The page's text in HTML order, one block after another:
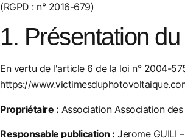
(RGPD : n° 2016-679)
1. Présentation
En vertu de l'article 6 de la loi n° 2004-
https://
Propriétaire : Association Association
Responsable publication : Jerome GUILI